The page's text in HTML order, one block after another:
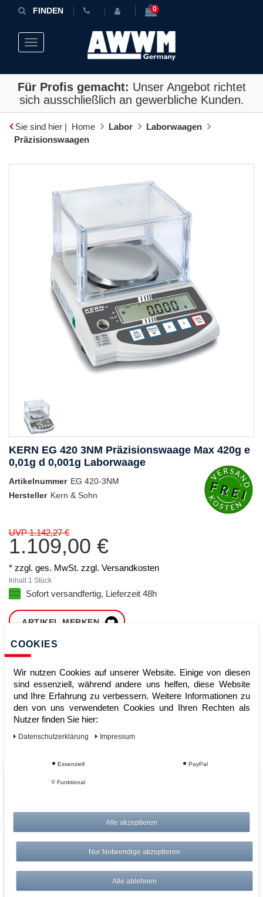
FINDEN 0
Toggle navigation
Für Profis gemacht: Unser Angebot richtet
sich ausschließlich an gewerbliche Kunden.
Sie sind hier | Home Labor
Laborwaagen
Präzisionswaagen
KERN EG 420 3NM Präzisionswaage Max 420g e
0,01g d 0,001g Laborwaage
Artikelnummer EG 420-3NM
Hersteller Kern & Sohn
UVP 1.142,27 €
1.109,00 €
* zzgl. ges. MwSt. zzgl. Versandkosten
Inhalt 1 Stück
Sofort versandfertig, Lieferzeit 48h
ARTIKEL MERKEN
Sofort lieferbar
Vom Profi für Profis - Ihre Vorteile
Versandkostenfrei ab 150€
Risikolos: 14 Tage Rückgabe
Über 20.000 Artikel
Schnelle Lieferung
COOKIES
Wir nutzen Cookies auf unserer Website. Einige von diesen
sind essenziell, während andere uns helfen, diese Website
und Ihre Erfahrung zu verbessern. Weitere Informationen zu
den von uns verwendeten Cookies und Ihren Rechten als
Nutzer finden Sie hier:
Daten­schutz­erklärung Impressum
Essenziell PayPal
Funktional
Alle akzeptieren
Nur Notwendige akzeptieren
Alle ablehnen